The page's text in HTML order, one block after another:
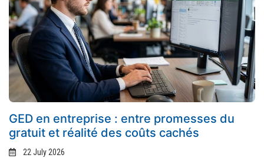
GED en entreprise : entre promesses du
gratuit et réalité des coûts cachés
22 July 2026